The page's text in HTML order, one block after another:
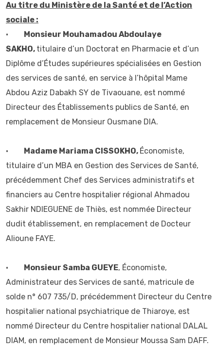
Au titre du Ministère de la Santé et de l’Action
sociale :
• Monsieur Mouhamadou Abdoulaye
SAKHO, titulaire d’un Doctorat en Pharmacie et d’un
Diplôme d’Études supérieures spécialisées en Gestion
des services de santé, en service à l’hôpital Mame
Abdou Aziz Dabakh SY de Tivaouane, est nommé
Directeur des Établissements publics de Santé, en
remplacement de Monsieur Ousmane DIA.
• Madame Mariama CISSOKHO, Économiste,
titulaire d’un MBA en Gestion des Services de Santé,
précédemment Chef des Services administratifs et
financiers au Centre hospitalier régional Ahmadou
Sakhir NDIEGUENE de Thiès, est nommée Directeur
dudit établissement, en remplacement de Docteur
Alioune FAYE.
• Monsieur Samba GUEYE, Économiste,
Administrateur des Services de santé, matricule de
solde n° 607 735/D, précédemment Directeur du Centre
hospitalier national psychiatrique de Thiaroye, est
nommé Directeur du Centre hospitalier national DALAL
DIAM, en remplacement de Monsieur Moussa Sam DAFF.